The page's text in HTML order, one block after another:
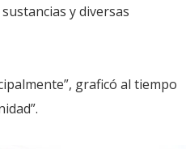
y diversas
graficó al tiempo